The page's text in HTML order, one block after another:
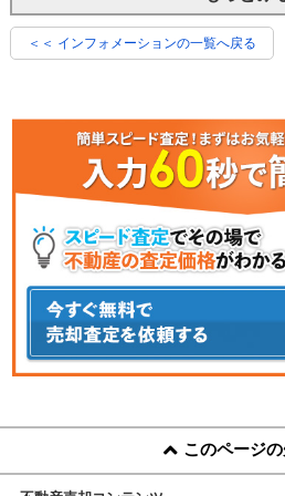
＜＜ インフォメーションの一覧へ戻る
このページ